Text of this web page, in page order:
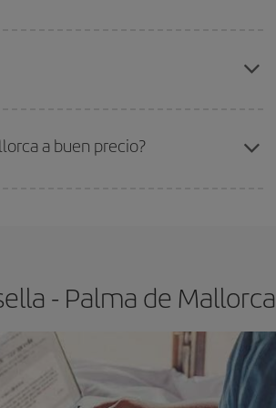
Palma de Mallorca-dest
a buen precio?
- Palma de Mallorca